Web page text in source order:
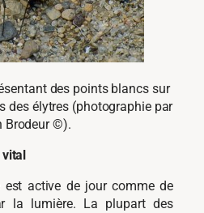
des points blancs sur
des élytres (photographie par
Brodeur ©).
vital
est active de jour comme de
la lumière. La plupart des